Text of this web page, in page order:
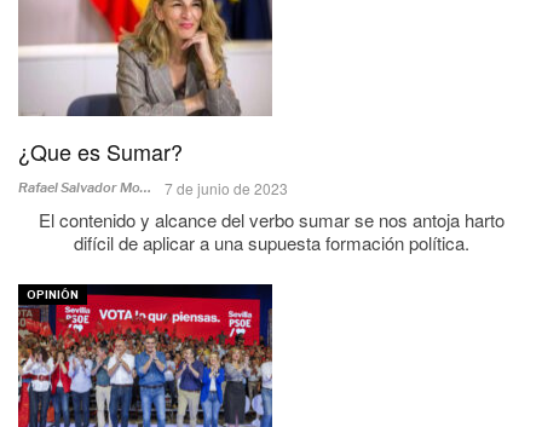
¿Que es Sumar?
Rafael Salvador Moreno 7 de junio de 2023
El contenido y alcance del verbo sumar se nos antoja harto
difícil de aplicar a una supuesta formación política.
OPINIÓN